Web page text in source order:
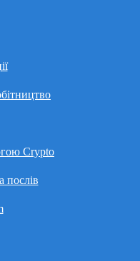
Crypto
послів